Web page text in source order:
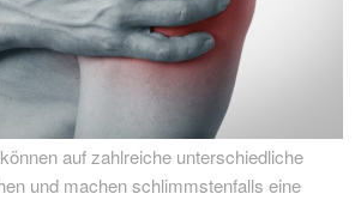
auf zahlreiche unterschiedliche
und machen schlimmstenfalls eine